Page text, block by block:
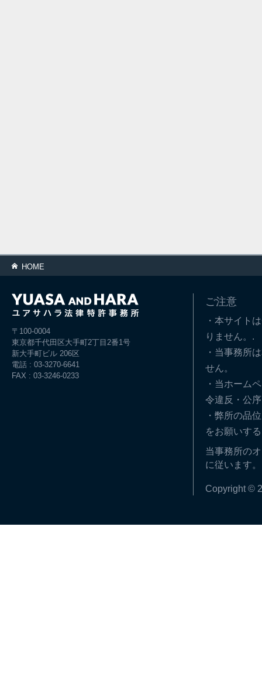
HOME
〒100-0004
東京都千代田区大手町2丁目2番1号
新大手町ビル 206区
電話 : 03-3270-6641
FAX : 03-3246-0233
ご注意
・本サイト
りません。.
・当事務所
せん。
・当ホーム
令違反・公
・弊所の品
をお願いす
当事務所の
に従います。
Copyright ©